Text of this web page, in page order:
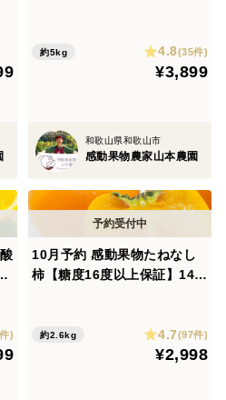
で埋もれてしまいがちなので
の活動によって、無駄なく効
底的に吸わせることができま
出すオリジナル配分の骨粉肥
ようが、やはり自然のもの、
うのは仕方ありません。どれ
約5kg 4.8(35件)
¥3,899
和歌山県和歌山市
感動果物農家山本農園
)
10月予約 感動果物たねなし
柿【糖度16度以上保証】14玉
約2.6kg 4.7(97件)
¥2,998